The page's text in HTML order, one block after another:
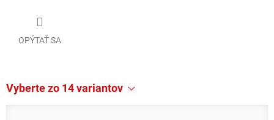
OPÝTAŤ SA
Vyberte zo 14 variantov